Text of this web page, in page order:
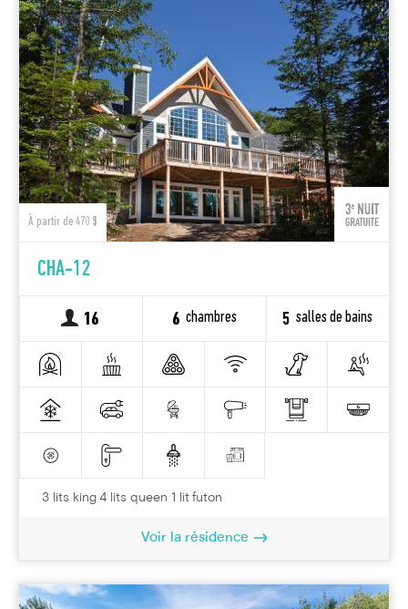
À partir de 470 $
CHA-12
16 6 chambres 5 salles de bains
3 lits king 4 lits queen 1 lit futon
Voir la résidence